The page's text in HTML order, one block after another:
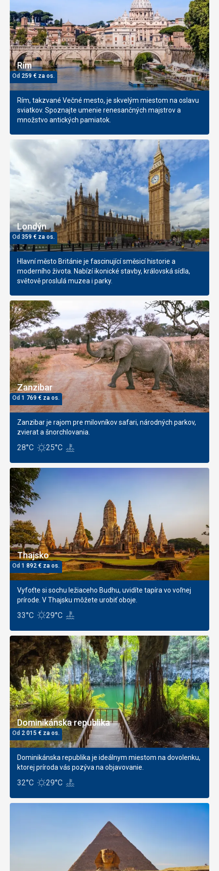
Rím
Od 259 € za os.
Rím, takzvané Večné mesto, je skvelým miestom na oslavu
sviatkov. Spoznajte umenie renesančných majstrov a
množstvo antických pamiatok.
Londýn
Od 359 € za os.
Hlavní město Británie je fascinující směsicí historie a
moderního života. Nabízí ikonické stavby, královská sídla,
světově proslulá muzea i parky.
Zanzibar
Od 1 769 € za os.
Zanzibar je rajom pre milovníkov safari, národných parkov,
zvierat a šnorchlovania.
28°C 25°C
Thajsko
Od 1 892 € za os.
Vyfoťte si sochu ležiaceho Budhu, uvidíte tapíra vo voľnej
prírode. V Thajsku môžete urobiť oboje.
33°C 29°C
Dominikánska republika
Od 2 015 € za os.
Dominikánska republika je ideálnym miestom na dovolenku,
ktorej príroda vás pozýva na objavovanie.
32°C 29°C